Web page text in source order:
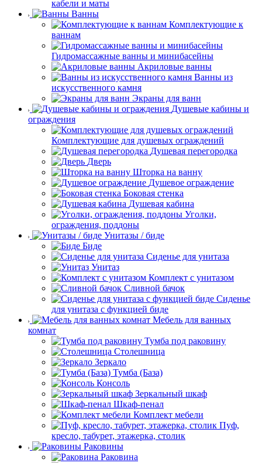
кабели и маты
Ванны
Комплектующие к
ваннам
Гидромассажные ванны и минибасейны
Акриловые ванны
Ванны из
искусственного камня
Экраны для ванн
Душевые кабины и
ограждения
Комплектующие для душевых ограждений
Душевая перегородка
Дверь
Шторка на ванну
Душевое ограждение
Боковая стенка
Душевая кабина
Уголки,
ограждения, поддоны
Унитазы / биде
Биде
Сиденье для унитаза
Унитаз
Комплект с унитазом
Сливной бачок
Сиденье
для унитаза с функцией биде
Мебель для ванных
комнат
Тумба под раковину
Столешница
Зеркало
Тумба (База)
Консоль
Зеркальный шкаф
Шкаф-пенал
Комплект мебели
Пуф,
кресло, табурет, этажерка, столик
Раковины
Раковина